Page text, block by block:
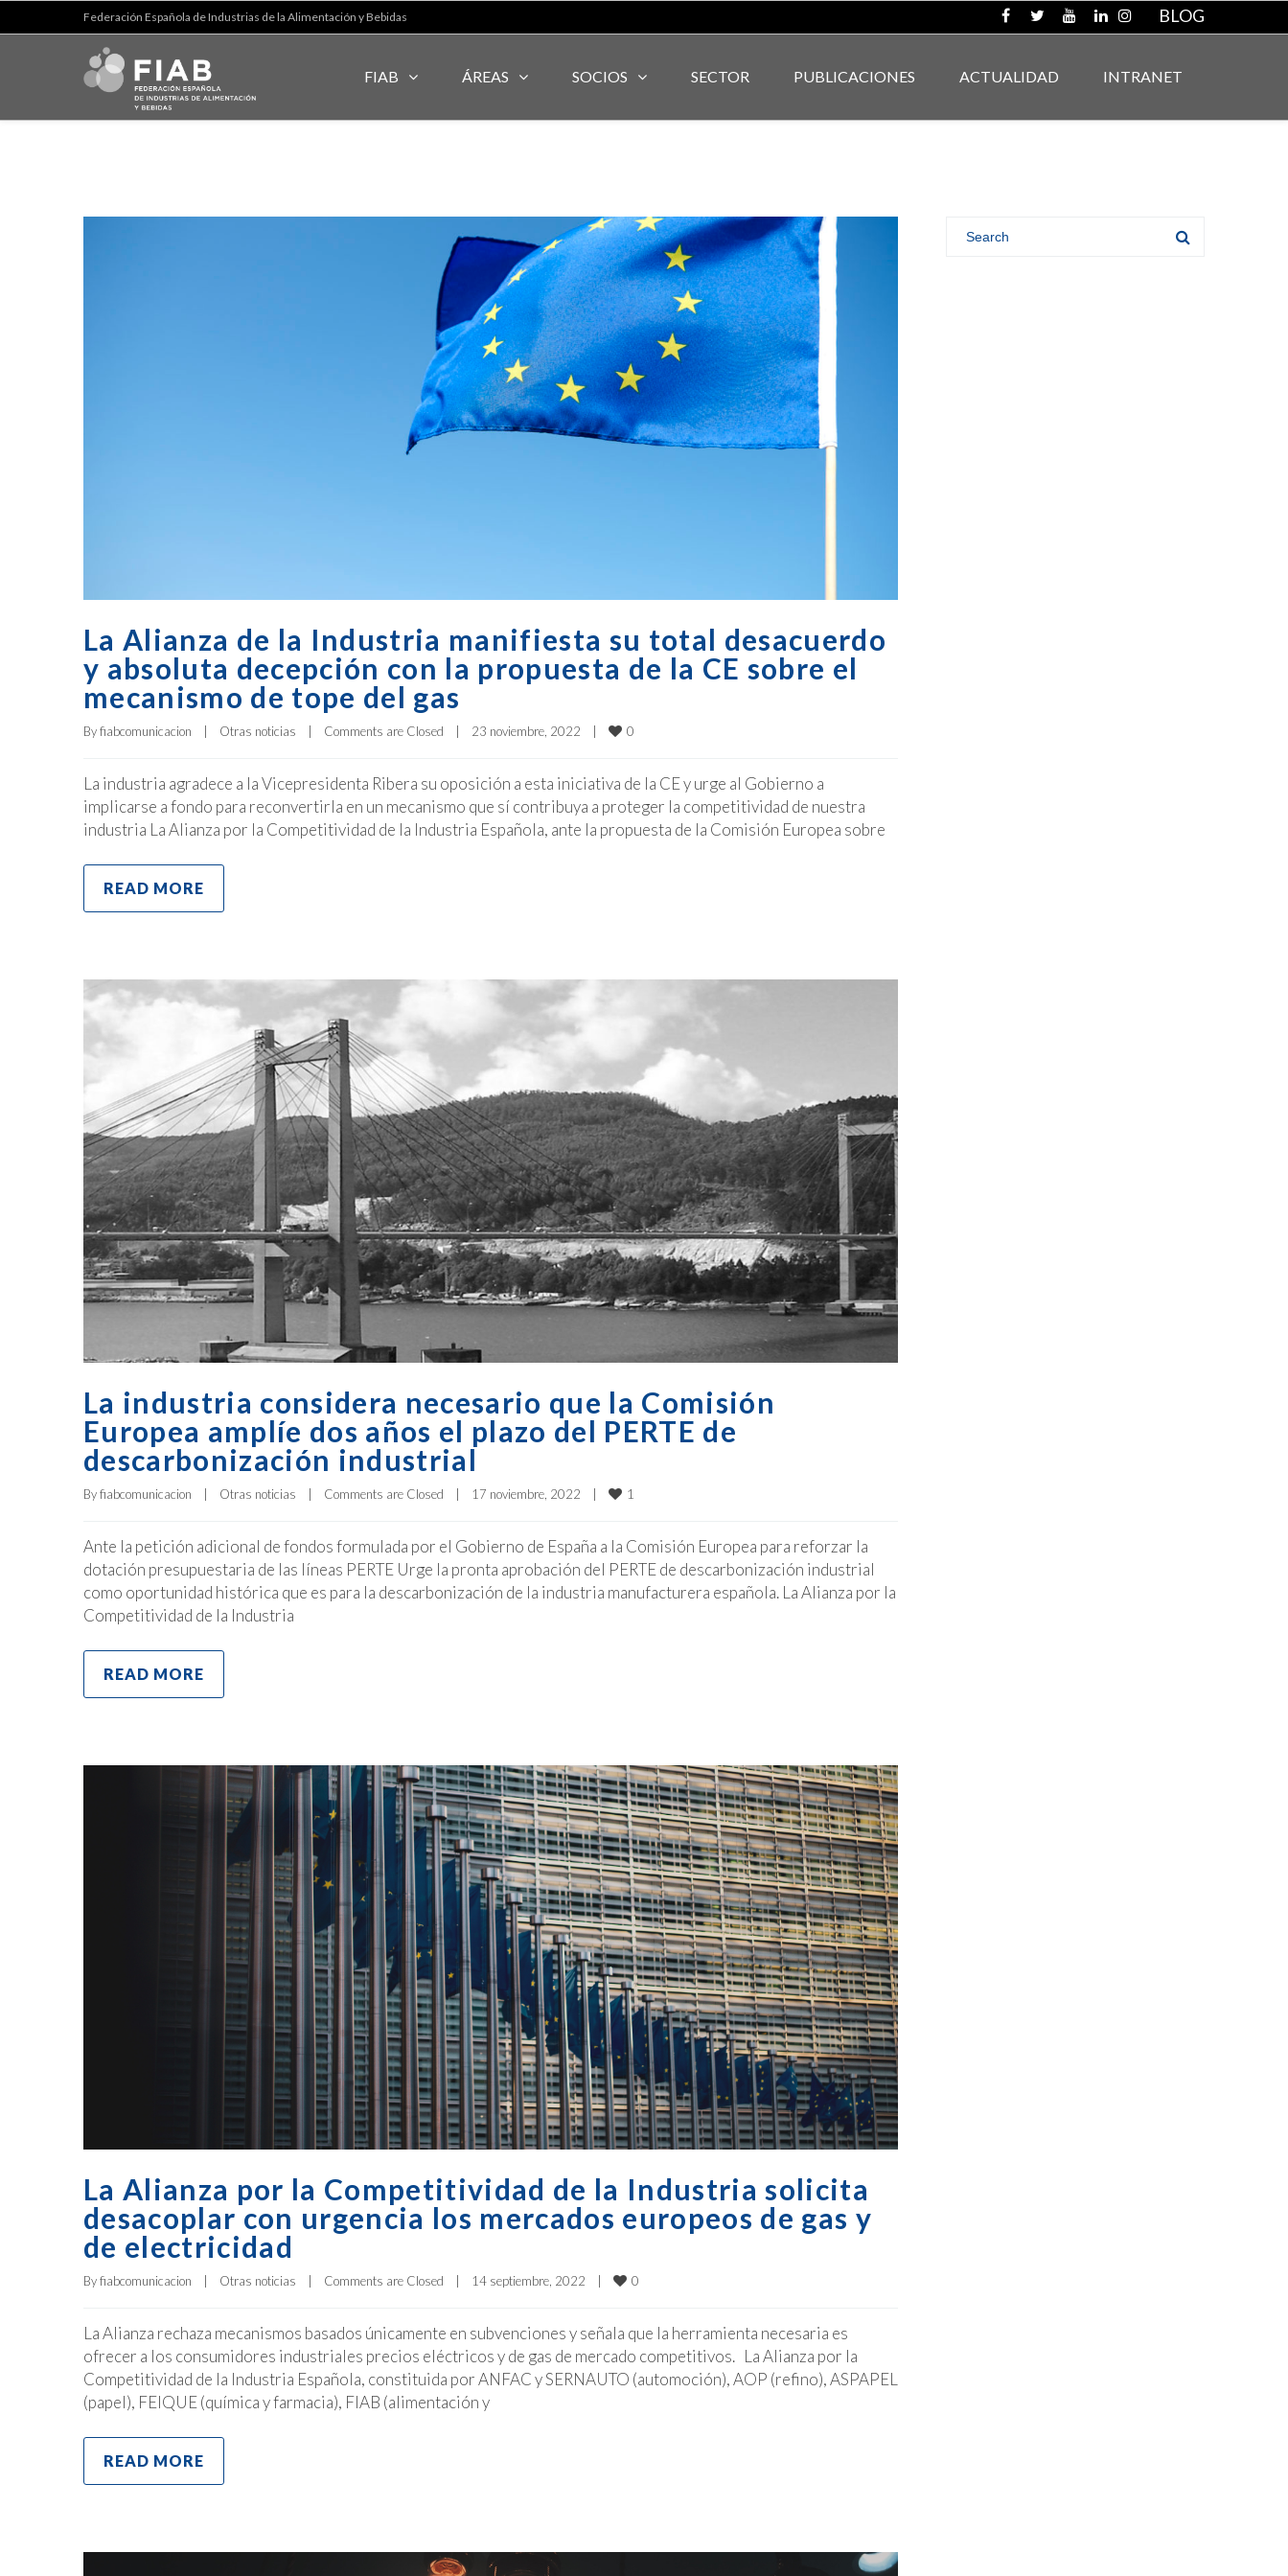
Federación Española de Industrias de la Alimentación y Bebidas BLOG
FIAB ÁREAS SOCIOS SECTOR PUBLICACIONES ACTUALIDAD INTRANET
La Alianza de la Industria manifiesta su total desacuerdo
y absoluta decepción con la propuesta de la CE sobre el
mecanismo de tope del gas
By fiabcomunicacion Otras noticias Comments are Closed 23 noviembre, 2022 0
La industria agradece a la Vicepresidenta Ribera su oposición a esta iniciativa de la CE y urge al Gobierno a
implicarse a fondo para reconvertirla en un mecanismo que sí contribuya a proteger la competitividad de nuestra
industria La Alianza por la Competitividad de la Industria Española, ante la propuesta de la Comisión Europea sobre
READ MORE
La industria considera necesario que la Comisión
Europea amplíe dos años el plazo del PERTE de
descarbonización industrial
By fiabcomunicacion Otras noticias Comments are Closed 17 noviembre, 2022 1
Ante la petición adicional de fondos formulada por el Gobierno de España a la Comisión Europea para reforzar la
dotación presupuestaria de las líneas PERTE Urge la pronta aprobación del PERTE de descarbonización industrial
como oportunidad histórica que es para la descarbonización de la industria manufacturera española. La Alianza por la
Competitividad de la Industria
READ MORE
La Alianza por la Competitividad de la Industria solicita
desacoplar con urgencia los mercados europeos de gas y
de electricidad
By fiabcomunicacion Otras noticias Comments are Closed 14 septiembre, 2022 0
La Alianza rechaza mecanismos basados únicamente en subvenciones y señala que la herramienta necesaria es
ofrecer a los consumidores industriales precios eléctricos y de gas de mercado competitivos. La Alianza por la
Competitividad de la Industria Española, constituida por ANFAC y SERNAUTO (automoción), AOP (refino), ASPAPEL
(papel), FEIQUE (química y farmacia), FIAB (alimentación y
READ MORE